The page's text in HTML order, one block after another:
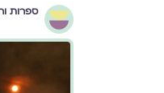
ספרות